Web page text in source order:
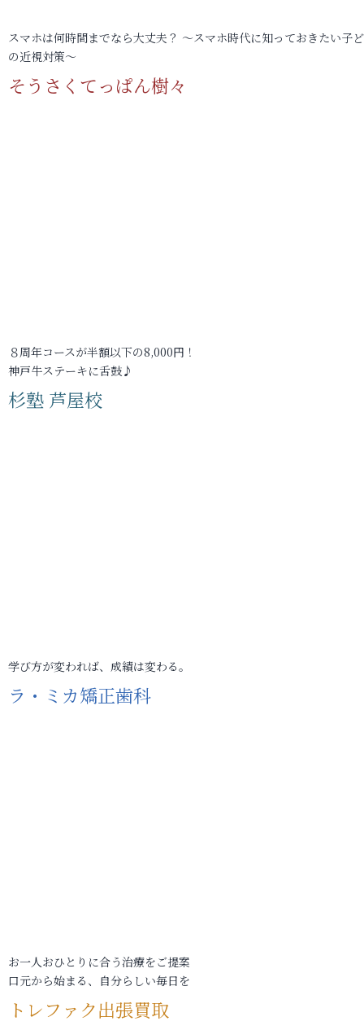
スマホは何時間までなら大丈夫？ ～スマホ時代に知っておきたい子
の近視対策～
そうさくてっぱん樹々
８周年コースが半額以下の8,000円！
神戸牛ステーキに舌鼓♪
杉塾 芦屋校
学び方が変われば、成績は変わる。
ラ・ミカ矯正歯科
お一人おひとりに合う治療をご提案
口元から始まる、自分らしい毎日を
トレファク出張買取